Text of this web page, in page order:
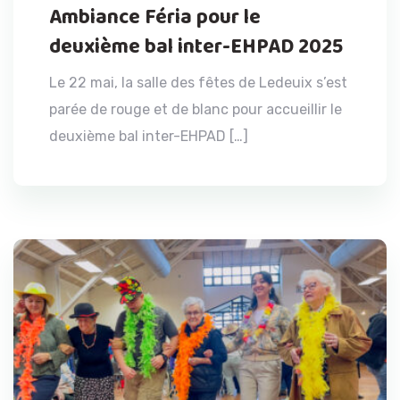
Ambiance Féria pour le
deuxième bal inter-EHPAD 2025
Le 22 mai, la salle des fêtes de Ledeuix s’est
parée de rouge et de blanc pour accueillir le
deuxième bal inter-EHPAD […]